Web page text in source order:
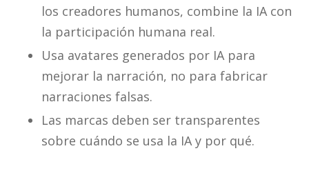
los creadores humanos, combine la IA con
la participación humana real.
Usa avatares generados por IA para
mejorar la narración, no para fabricar
narraciones falsas.
Las marcas deben ser transparentes
sobre cuándo se usa la IA y por qué.